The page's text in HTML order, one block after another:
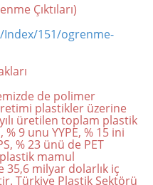
Çıktıları)
151/ogrenme-
de polimer
plastikler üzerine
üretilen toplam plastik
9 unu YYPE, % 15 ini
% 23 ünü de PET
mamul
milyar dolarlık iç
Türkiye Plastik Sektörü